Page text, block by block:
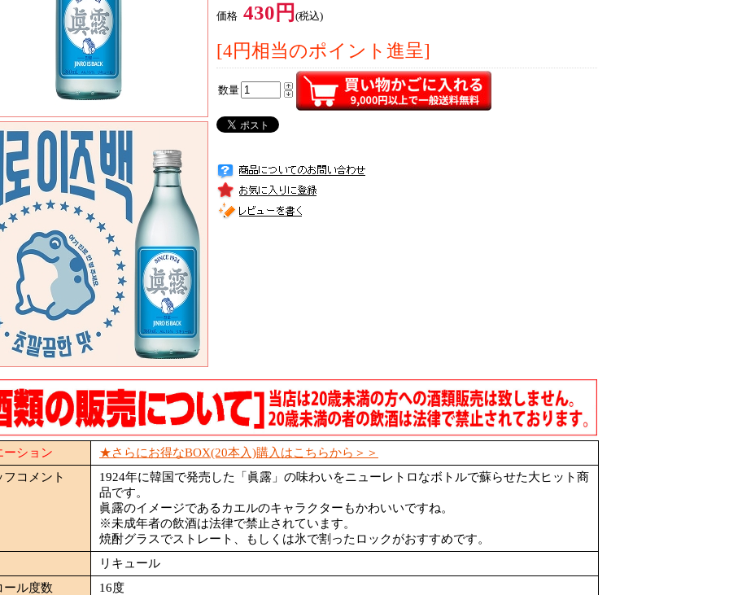
価格 430円 (税込)
[4円相当のポイント進呈]
数量
ーション
★さらにお得なBOX(20本入)購入はこちらから＞＞
フコメント
1924年に韓国で発売した「眞露」の味わいをニューレトロなボトルで蘇らせた大ヒット商
品です。
眞露のイメージであるカエルのキャラクターもかわいいですね。
※未成年者の飲酒は法律で禁止されています。
焼酎グラスでストレート、もしくは氷で割ったロックがおすすめです。
リキュール
ール度数
16度